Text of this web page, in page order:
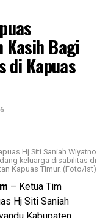
dari visi daerah,
Kapuas yang
religius.
tidak hanya
tetapi juga dari
integritas jiwa
perkembangan
nilai-nilai
karakter
nilai Pancasila
kepemimpinan, dan
Kasih Bagi
di Kapuas
Hj Siti Saniah Wiyatno
keluarga disabilitas di
Kapuas Timur. (Foto/Ist)
– Ketua Tim
Hj Siti Saniah